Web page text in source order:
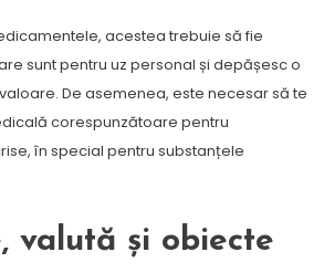
acestea trebuie să fie
sunt pentru uz personal și depășesc o
De asemenea, este necesar să te
corespunzătoare pentru
în special pentru substanțele
valută și obiecte